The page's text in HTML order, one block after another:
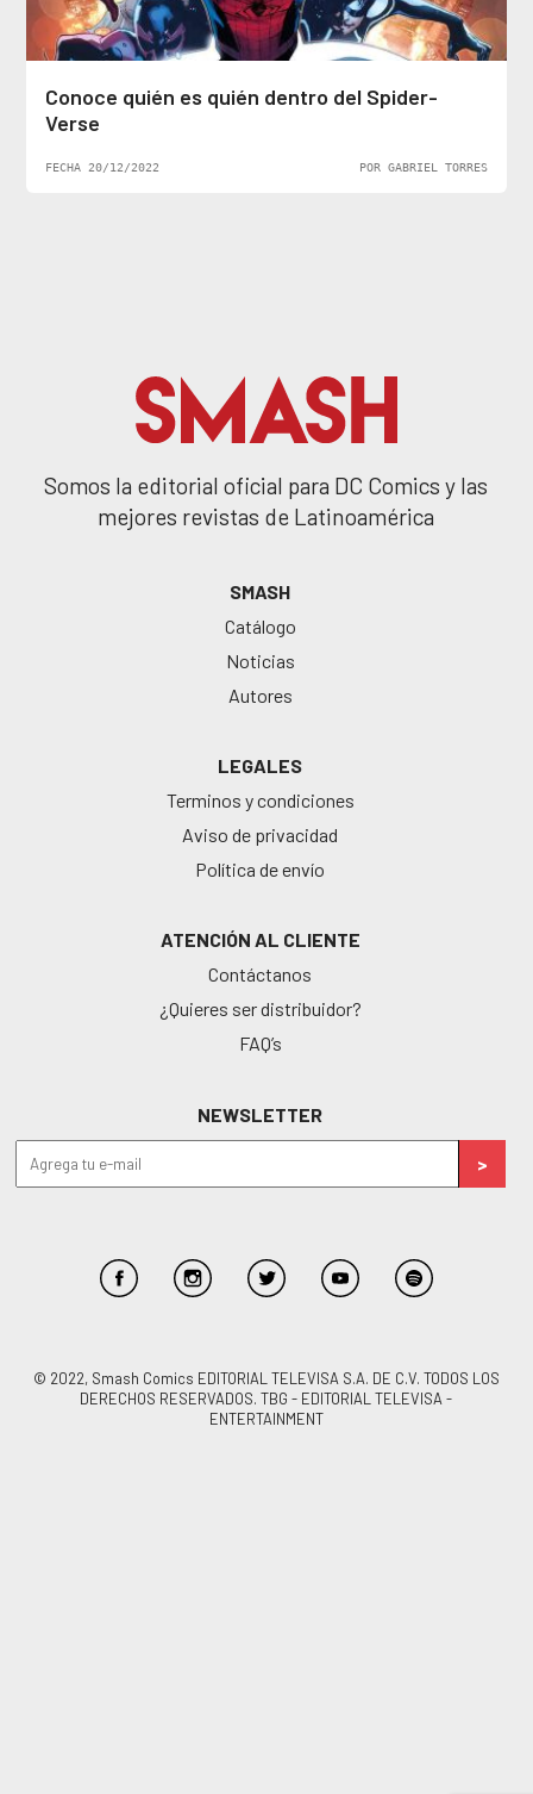
Conoce quién es quién dentro del Spider-
Verse
FECHA 20/12/2022 POR GABRIEL TORRES
Somos la editorial oficial para DC Comics y las
mejores revistas de Latinoamérica
SMASH
Catálogo
Noticias
Autores
LEGALES
Terminos y condiciones
Aviso de privacidad
Política de envío
ATENCIÓN AL CLIENTE
Contáctanos
¿Quieres ser distribuidor?
FAQ’s
NEWSLETTER
© 2022, Smash Comics EDITORIAL TELEVISA S.A. DE C.V. TODOS LOS
DERECHOS RESERVADOS. TBG - EDITORIAL TELEVISA -
ENTERTAINMENT